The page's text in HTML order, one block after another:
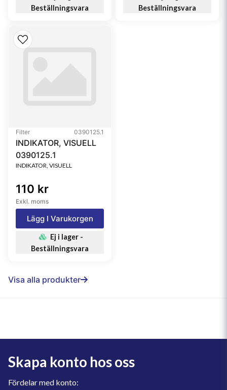
Beställningsvara
Beställningsvara
Filter 0390125.1
INDIKATOR, VISUELL
0390125.1
INDIKATOR, VISUELL
110 kr
Exkl. moms
Lägg I Varukorgen
Ej i lager -
Beställningsvara
Visa alla produkter
Skapa konto hos oss
Fördelar med konto: